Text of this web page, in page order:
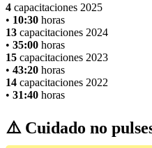
4 capacitaciones 2025
• 10:30 horas
13 capacitaciones 2024
• 35:00 horas
15 capacitaciones 2023
• 43:20 horas
14 capacitaciones 2022
• 31:40 horas
⚠️ Cuidado no